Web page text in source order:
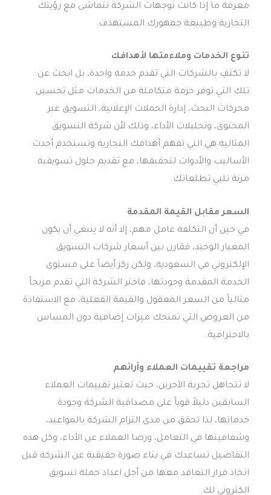
معرفة ما إذا كانت توجهات الشركة تتماشى مع رؤيتك
التجارية وطبيعة جمهورك المستهدف.
تنوع الخدمات وملاءمتها لأهدافك
لا تكتفِ بالشركات التي تقدم خدمة واحدة، بل ابحث عن
تلك التي توفر حزمة متكاملة من الخدمات مثل تحسين
محركات البحث، إدارة الحملات الإعلانية، التسويق عبر
المحتوى، وتحليلات الأداء، وذلك لأن شركة التسويق
المثالية هي التي تفهم أهدافك التجارية وتستخدم أحدث
الأساليب والأدوات لتحقيقها، مع تقديم حلول تسويقية
مرنة تلبي تطلعاتك.
السعر مقابل القيمة المقدمة
في حين أن التكلفة عامل مهم، إلا أنه لا ينبغي أن يكون
المعيار الوحيد، فقارن بين أسعار شركات التسويق
الإلكتروني في السعودية، ولكن ركز أيضاً على مستوى
الخدمة المقدمة وجودتها، فاختر الشركة التي تقدم مزيجاً
مثالياً من السعر المعقول والقيمة الفعلية، مع الاستفادة
من العروض التي تمنحك ميزات إضافية دون المساس
بالاحترافية.
مراجعة تقييمات العملاء وآرائهم
لا تتجاهل تجربة الآخرين، حيث تعتبر تقييمات العملاء
السابقين دليلاً قوياً على مصداقية الشركة وجودة
خدماتها، لذا تحقق من مدى التزام الشركة بالمواعيد،
وشفافيتها في التعامل، ورضا العملاء عن الأداء، وكل هذه
التفاصيل تساعدك في بناء صورة حقيقية عن الشركة قبل
اتخاذ قرار التعاقد معها من أجل اعداد حملة تسويق
الكتروني لك.